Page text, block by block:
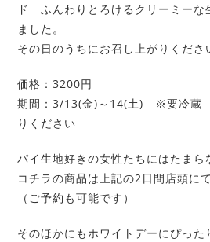
ド ふんわりとろけるクリーミーな
ました。
その日のうちにお召し上がりくださ
価格：3200円
期間：3/13(金)～14(土) ※要冷蔵
りください
パイ生地好きの女性たちにはたまら
コチラの商品は上記の2日間店頭に
（ご予約も可能です）
そのほかにもホワイトデーにぴった